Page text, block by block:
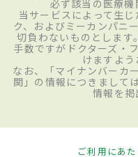
必ず該当の医療機
当サービスによって生
ク、およびミーカンパニ
切負わないものとします
手数ですがドクターズ・
けますよう
なお、「マイナンバーカ
関」の情報につきまして
情報を掲
ご利用にあ